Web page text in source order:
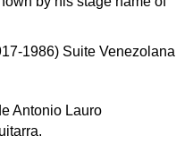
1986) Suite Venezolana
Antonio Lauro